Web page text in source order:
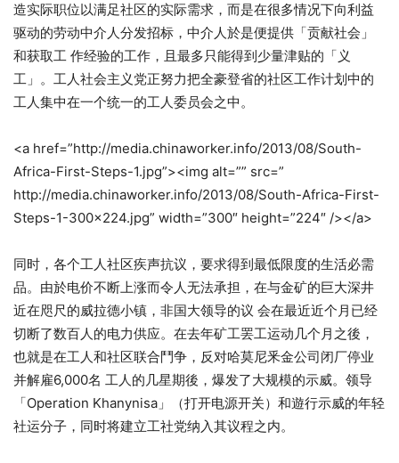
造实际职位以满足社区的实际需求，而是在很多情况下向利益
驱动的劳动中介人分发招标，中介人於是便提供「贡献社会」
和获取工 作经验的工作，且最多只能得到少量津贴的「义
工」。工人社会主义党正努力把全豪登省的社区工作计划中的
工人集中在一个统一的工人委员会之中。
<a href=”http://media.chinaworker.info/2013/08/South-
Africa-First-Steps-1.jpg”><img alt=”” src=”
http://media.chinaworker.info/2013/08/South-Africa-First-
Steps-1-300×224.jpg” width=”300″ height=”224″ /></a>
同时，各个工人社区疾声抗议，要求得到最低限度的生活必需
品。由於电价不断上涨而令人无法承担，在与金矿的巨大深井
近在咫尺的威拉德小镇，非国大领导的议 会在最近近个月已经
切断了数百人的电力供应。在去年矿工罢工运动几个月之後，
也就是在工人和社区联合鬥争，反对哈莫尼釆金公司闭厂停业
并解雇6,000名 工人的几星期後，爆发了大规模的示威。领导
「Operation Khanynisa」（打开电源开关）和遊行示威的年轻
社运分子，同时将建立工社党纳入其议程之内。